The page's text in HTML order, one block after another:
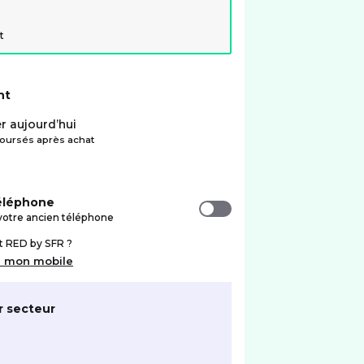
aujourd’hui
après achat
ancien téléphone
by SFR ?
mon mobile
secteur